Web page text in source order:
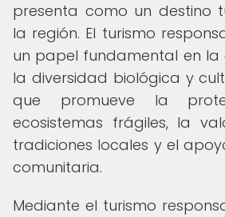
presenta como un destino
la región. El turismo
un papel fundamental en la
la diversidad biológica y
que promueve la
ecosistemas frágiles, la
tradiciones locales y el
comunitaria.
Mediante el turismo